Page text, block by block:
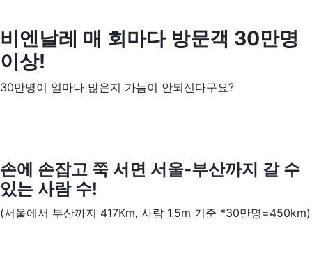
비엔날레 매 회마다 방문객 30만명
이상!
30만명이 얼마나 많은지 가늠이 안되신다구요?
손에 손잡고 쭉 서면 서울-부산까지 갈 수
있는 사람 수!
(서울에서 부산까지 417Km, 사람 1.5m 기준 *30만명=450km)